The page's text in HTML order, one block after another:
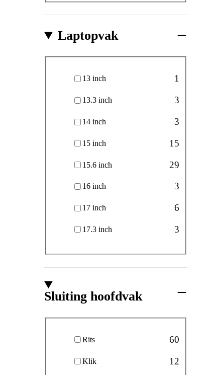
Laptopvak
13 inch
1
13.3 inch 3
14 inch 3
15 inch 15
15.6 inch 29
16 inch 3
17 inch 6
17.3 inch 3
Sluiting hoofdvak
Rits
60
Klik 12